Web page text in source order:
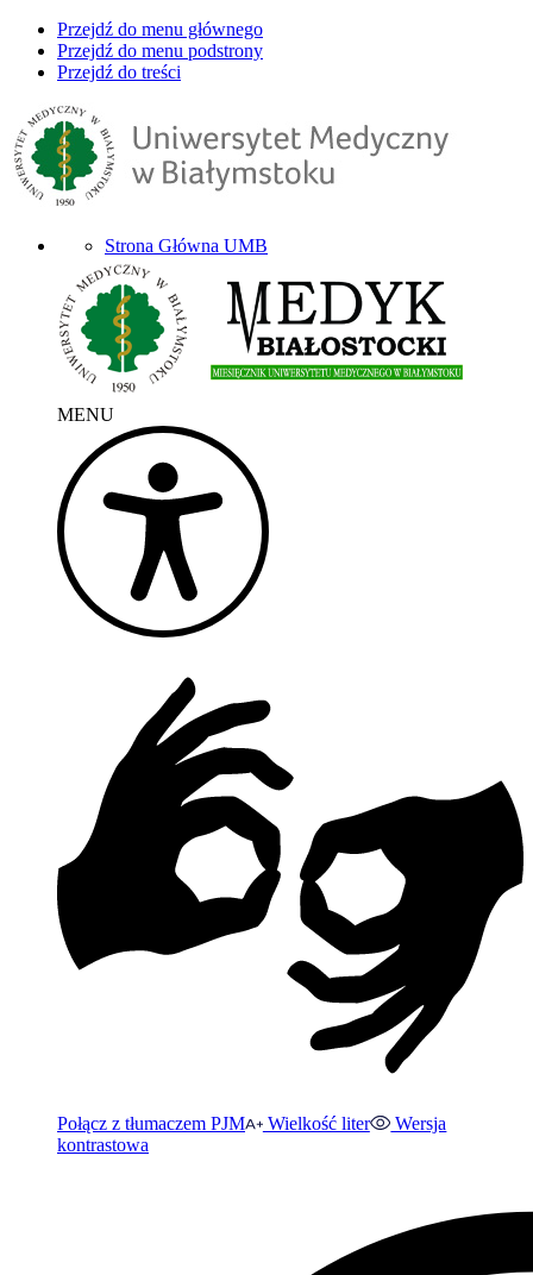
Przejdź do menu głównego
Przejdź do menu podstrony
Przejdź do treści
Strona Główna UMB
MENU
Połącz z tłumaczem PJM Wielkość liter
Wersja
kontrastowa